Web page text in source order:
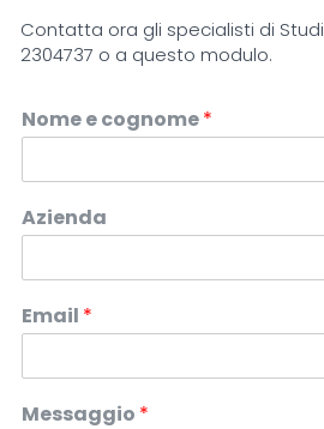
Contatta ora gli specialisti di
2304737 o a questo modulo.
Nome e cognome*
Azienda
Email *
Messaggio *